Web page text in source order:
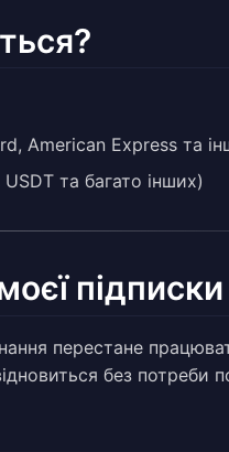
American Express та
та багато інших)
підписки
перестане
без потреби